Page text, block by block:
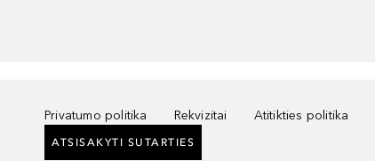
Privatumo politika Rekvizitai Atitikties politika
ATSISAKYTI SUTARTIES